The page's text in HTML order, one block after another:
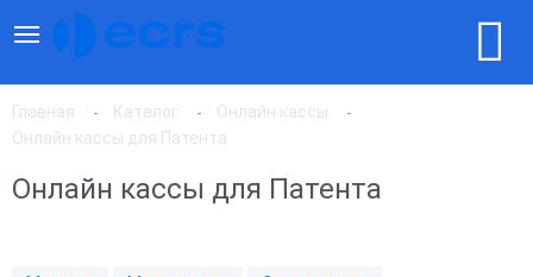
Главная Каталог
Онлайн кассы
Онлайн кассы для Патента
Онлайн кассы для Патента
По популярности